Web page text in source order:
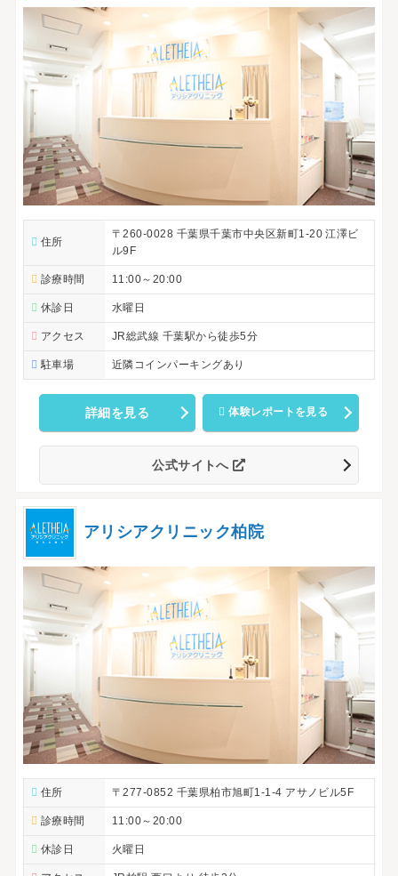
住所
〒260-0028 千葉県千葉市中央区新町1-20 江澤ビ
ル9F
診療時間 11:00～20:00
休診日 水曜日
アクセス JR総武線 千葉駅から徒歩5分
駐車場 近隣コインパーキングあり
詳細を見る 体験レポートを見る
公式サイトへ
アリシアクリニック柏院
住所 〒277-0852 千葉県柏市旭町1-1-4 アサノビル5F
診療時間 11:00～20:00
休診日 火曜日